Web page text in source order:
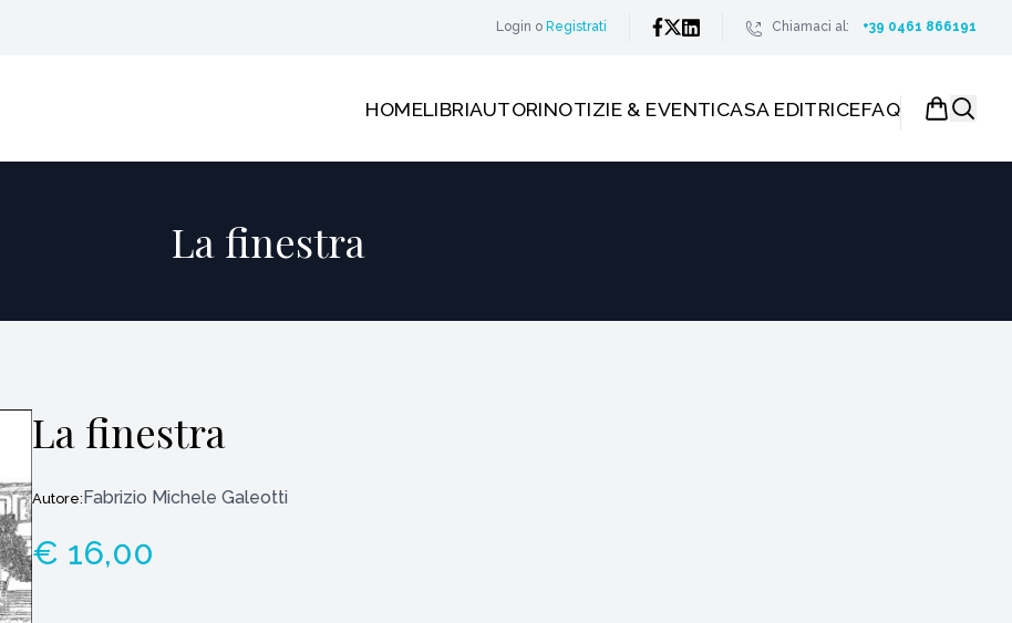
Login o Registrati Chiamaci al: +39 0461 866191
HOMELIBRIAUTORINOTIZIE & EVENTICASA EDITRICEFAQ
La finestra
La finestra
Autore:Fabrizio Michele Galeotti
€ 16,00